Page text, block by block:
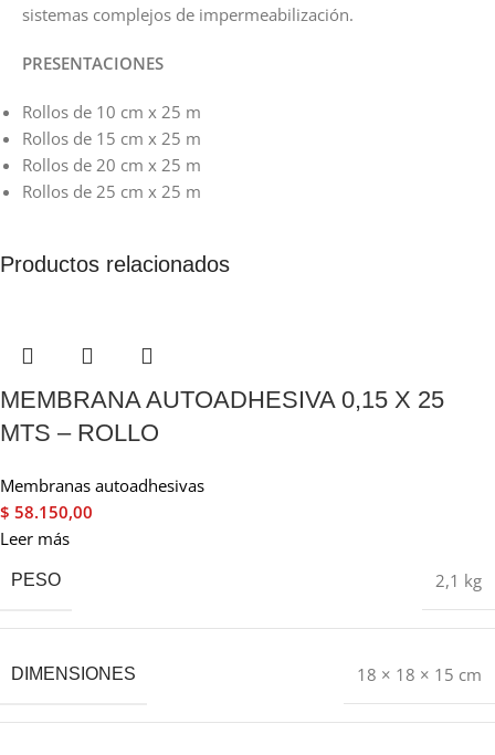
sistemas complejos de impermeabilización.
PRESENTACIONES
Rollos de 10 cm x 25 m
Rollos de 15 cm x 25 m
Rollos de 20 cm x 25 m
Rollos de 25 cm x 25 m
Productos relacionados
MEMBRANA AUTOADHESIVA 0,15 X 25
MTS – ROLLO
Membranas autoadhesivas
$ 58.150,00
Leer más
PESO 2,1 kg
DIMENSIONES 18 × 18 × 15 cm